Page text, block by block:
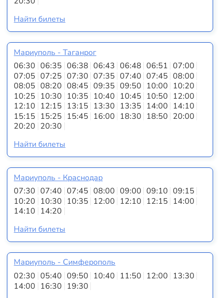
Найти билеты
Мариуполь - Таганрог
06:30 06:35 06:38 06:43 06:48 06:51 07:00
07:05 07:25 07:30 07:35 07:40 07:45 08:00
08:05 08:20 08:45 09:35 09:50 10:00 10:20
10:25 10:30 10:35 10:40 10:45 10:50 12:00
12:10 12:15 13:15 13:30 13:35 14:00 14:10
15:15 15:25 15:45 16:00 18:30 18:50 20:00
20:20 20:30
Найти билеты
Мариуполь - Краснодар
07:30 07:40 07:45 08:00 09:00 09:10 09:15
10:20 10:30 10:35 12:00 12:10 12:15 14:00
14:10 14:20
Найти билеты
Мариуполь - Симферополь
02:30 05:40 09:50 10:40 11:50 12:00 13:30
14:00 16:30 19:30